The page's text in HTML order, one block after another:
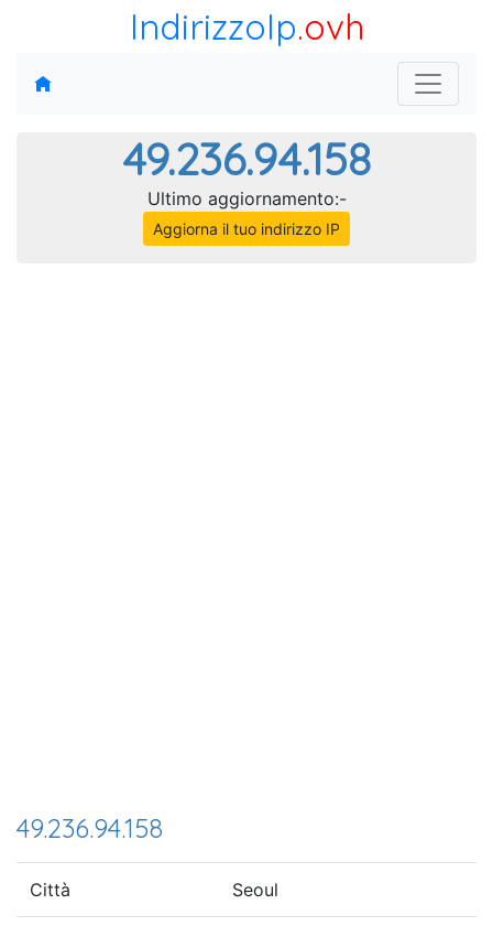
IndirizzoIp.ovh
49.236.94.158
Ultimo aggiornamento:-
Aggiorna il tuo indirizzo IP
49.236.94.158
Città Seoul